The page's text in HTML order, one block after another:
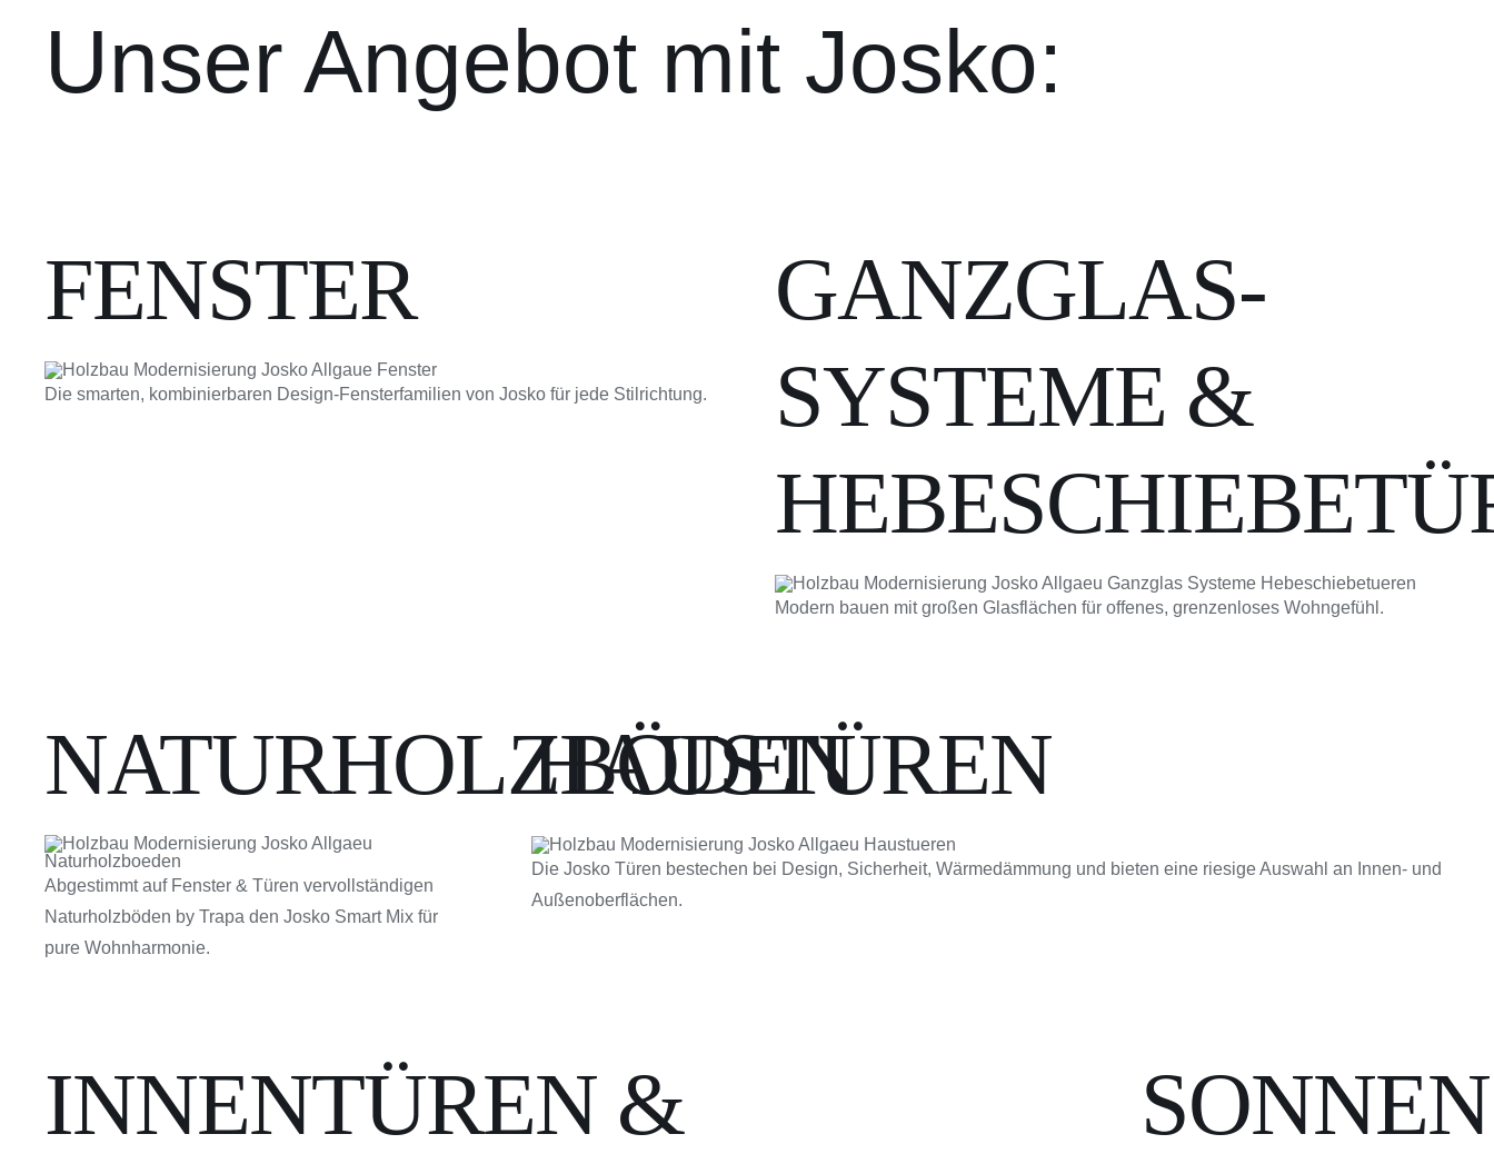
Unser Angebot mit Josko:
FENSTER
Die smarten, kombinierbaren Design-Fensterfamilien von Josko für jede Stilrichtung.
GANZGLAS-
SYSTEME &
Modern bauen mit großen Glasflächen für offenes, grenzenloses Wohngefühl.
NATURHOLZBÖDEN
Abgestimmt auf Fenster & Türen vervollständigen
Naturholzböden by Trapa den Josko Smart Mix für
pure Wohnharmonie.
HAUSTÜREN
Die Josko Türen bestechen bei Design, Sicherheit, Wärmedämmung und bieten eine riesige Auswahl an Innen- und
Außenoberflächen.
INNENTÜREN &